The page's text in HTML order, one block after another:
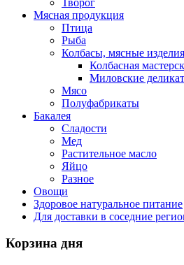
Мясная продукция
Птица
Рыба
Колбасы, мясные
Колбасная
Миловские
Мясо
Полуфабрикаты
Бакалея
Сладости
Мед
Растительное масло
Яйцо
Разное
Овощи
Здоровое натуральное питание
Для доставки в соседние
Корзина дня